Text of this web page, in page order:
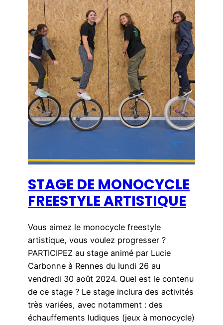
STAGE DE MONOCYCLE
FREESTYLE ARTISTIQUE
Vous aimez le monocycle freestyle
artistique, vous voulez progresser ?
PARTICIPEZ au stage animé par Lucie
Carbonne à Rennes du lundi 26 au
vendredi 30 août 2024. Quel est le contenu
de ce stage ? Le stage inclura des activités
très variées, avec notamment : des
échauffements ludiques (jeux à monocycle)